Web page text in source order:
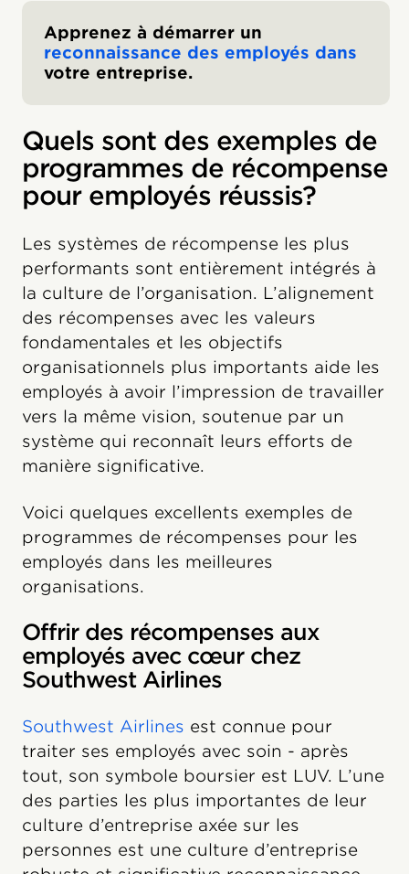
Apprenez à démarrer un
reconnaissance des employés dans
votre entreprise.
Quels sont des exemples de
programmes de récompense
pour employés réussis?
Les systèmes de récompense les plus
performants sont entièrement intégrés à
la culture de l’organisation. L’alignement
des récompenses avec les valeurs
fondamentales et les objectifs
organisationnels plus importants aide les
employés à avoir l’impression de travailler
vers la même vision, soutenue par un
système qui reconnaît leurs efforts de
manière significative.
Voici quelques excellents exemples de
programmes de récompenses pour les
employés dans les meilleures
organisations.
Offrir des récompenses aux
employés avec cœur chez
Southwest Airlines
Southwest Airlines est connue pour
traiter ses employés avec soin - après
tout, son symbole boursier est LUV. L’une
des parties les plus importantes de leur
culture d’entreprise axée sur les
personnes est une culture d’entreprise